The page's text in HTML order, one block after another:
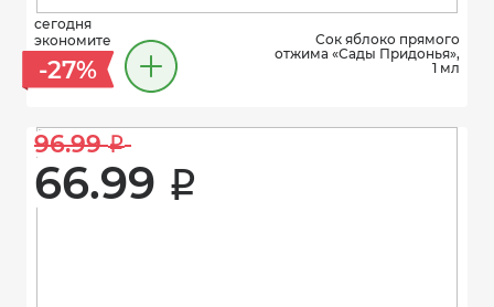
сегодня
экономите
-27%
Сок яблоко прямого
отжима «Сады Придонья»,
1 мл
96.99 i
66.99 i